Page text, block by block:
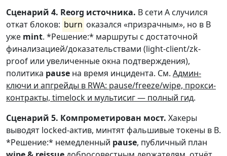
Сценарий 4. Reorg источника. В сети A случился
откат блоков: burn оказался «призрачным», но в B
уже mint. *Решение:* маршруты с достаточной
финализацией/доказательствами (light-client/zk-
proof или увеличенные окна подтверждения),
политика pause на время инцидента. См. Админ-
ключи и апгрейды в RWA: pause/freeze/wipe, прокси-
контракты, timelock и мультисиг — полный гид.
Сценарий 5. Компрометирован мост. Хакеры
выводят locked-актив, минтят фальшивые токены в B.
*Решение:* немедленный pause, публичный план